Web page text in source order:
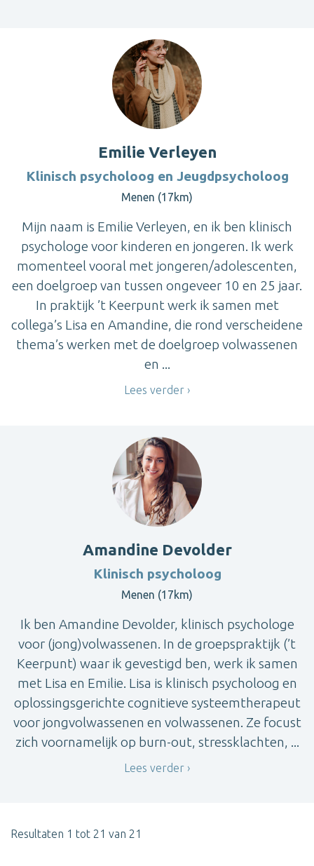
Emilie Verleyen
Klinisch psycholoog en Jeugdpsycholoog
Menen (17km)
Mijn naam is Emilie Verleyen, en ik ben klinisch
psychologe voor kinderen en jongeren. Ik werk
momenteel vooral met jongeren/adolescenten,
een doelgroep van tussen ongeveer 10 en 25 jaar.
In praktijk ’t Keerpunt werk ik samen met
collega’s Lisa en Amandine, die rond verscheidene
thema’s werken met de doelgroep volwassenen
en ...
Lees verder
Amandine Devolder
Klinisch psycholoog
Menen (17km)
Ik ben Amandine Devolder, klinisch psychologe
voor (jong)volwassenen. In de groepspraktijk (’t
Keerpunt) waar ik gevestigd ben, werk ik samen
met Lisa en Emilie. Lisa is klinisch psycholoog en
oplossingsgerichte cognitieve systeemtherapeut
voor jongvolwassenen en volwassenen. Ze focust
zich voornamelijk op burn-out, stressklachten, ...
Lees verder
Resultaten 1 tot 21 van 21